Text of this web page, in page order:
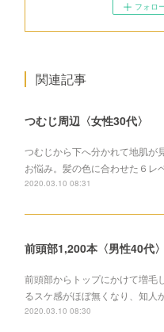
フォロ
関連記事
つむじ周辺〈女性30代〉
つむじから下へ分かれて地肌が
お悩み。髪の色に合わせた６レ
2020.03.10 08:31
前頭部1,200本〈男性40代〉
前頭部からトップにかけて増毛
るスケ感がほぼ無くなり、知人
2020.03.10 08:30